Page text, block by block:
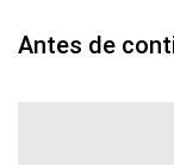
Antes de